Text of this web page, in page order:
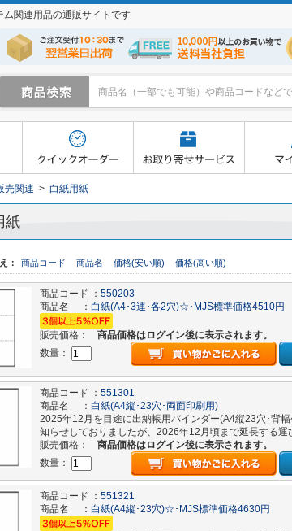
関連用品の通販サイトです
せサービス マイページ よくあるご質問
売関連 > 白紙用紙
紙
： 商品コード 商品名 価格(安い順) 価格(高い順)
商品コード ： 550203
商品名 ： 白紙(A4･3連･各2穴)☆･MJS標準価格4510円
販売価格：
商品価格はログイン後に表示されます。
数量：
商品コード ： 551301
商品名 ： 白紙(A4縦･23穴･両面印刷用)
2025年12月を目途に出納帳用バインダー(A4縦23穴･背
知らせしておりましたが、2026年12月頃まで延長する運
販売価格：
商品価格はログイン後に表示されます。
数量：
商品コード ： 551321
商品名 ： 白紙(A4縦･23穴)☆･MJS標準価格4630円